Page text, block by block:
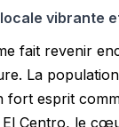
vibrante
fait revenir
La
fort esprit
Centro, le